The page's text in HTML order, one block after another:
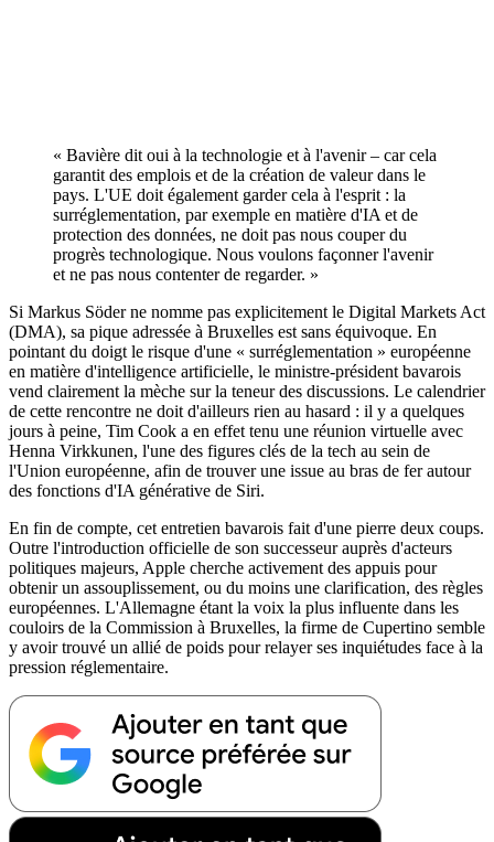
« Bavière dit oui à la technologie et à l'avenir – car cela
garantit des emplois et de la création de valeur dans le
pays. L'UE doit également garder cela à l'esprit : la
surréglementation, par exemple en matière d'IA et de
protection des données, ne doit pas nous couper du
progrès technologique. Nous voulons façonner l'avenir
et ne pas nous contenter de regarder. »
Si Markus Söder ne nomme pas explicitement le Digital Markets Act
(DMA), sa pique adressée à Bruxelles est sans équivoque. En
pointant du doigt le risque d'une « surréglementation » européenne
en matière d'intelligence artificielle, le ministre-président bavarois
vend clairement la mèche sur la teneur des discussions. Le calendrier
de cette rencontre ne doit d'ailleurs rien au hasard : il y a quelques
jours à peine, Tim Cook a en effet tenu une réunion virtuelle avec
Henna Virkkunen, l'une des figures clés de la tech au sein de
l'Union européenne, afin de trouver une issue au bras de fer autour
des fonctions d'IA générative de Siri.
En fin de compte, cet entretien bavarois fait d'une pierre deux coups.
Outre l'introduction officielle de son successeur auprès d'acteurs
politiques majeurs, Apple cherche activement des appuis pour
obtenir un assouplissement, ou du moins une clarification, des règles
européennes. L'Allemagne étant la voix la plus influente dans les
couloirs de la Commission à Bruxelles, la firme de Cupertino semble
y avoir trouvé un allié de poids pour relayer ses inquiétudes face à la
pression réglementaire.